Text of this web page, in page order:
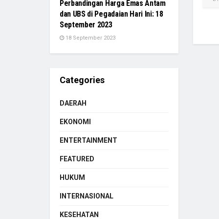
Perbandingan Harga Emas Antam
dan UBS di Pegadaian Hari Ini: 18
September 2023
18 September 2023
Categories
DAERAH
EKONOMI
ENTERTAINMENT
FEATURED
HUKUM
INTERNASIONAL
KESEHATAN